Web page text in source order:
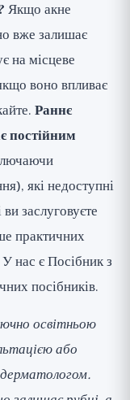
Якщо акне
вже залишає
на місцеве
воно впливає
Раннє
постійним
які недоступні
заслуговуєте
практичних
У нас єПосібник з
посібників.
освітньою
або
дерматологом.